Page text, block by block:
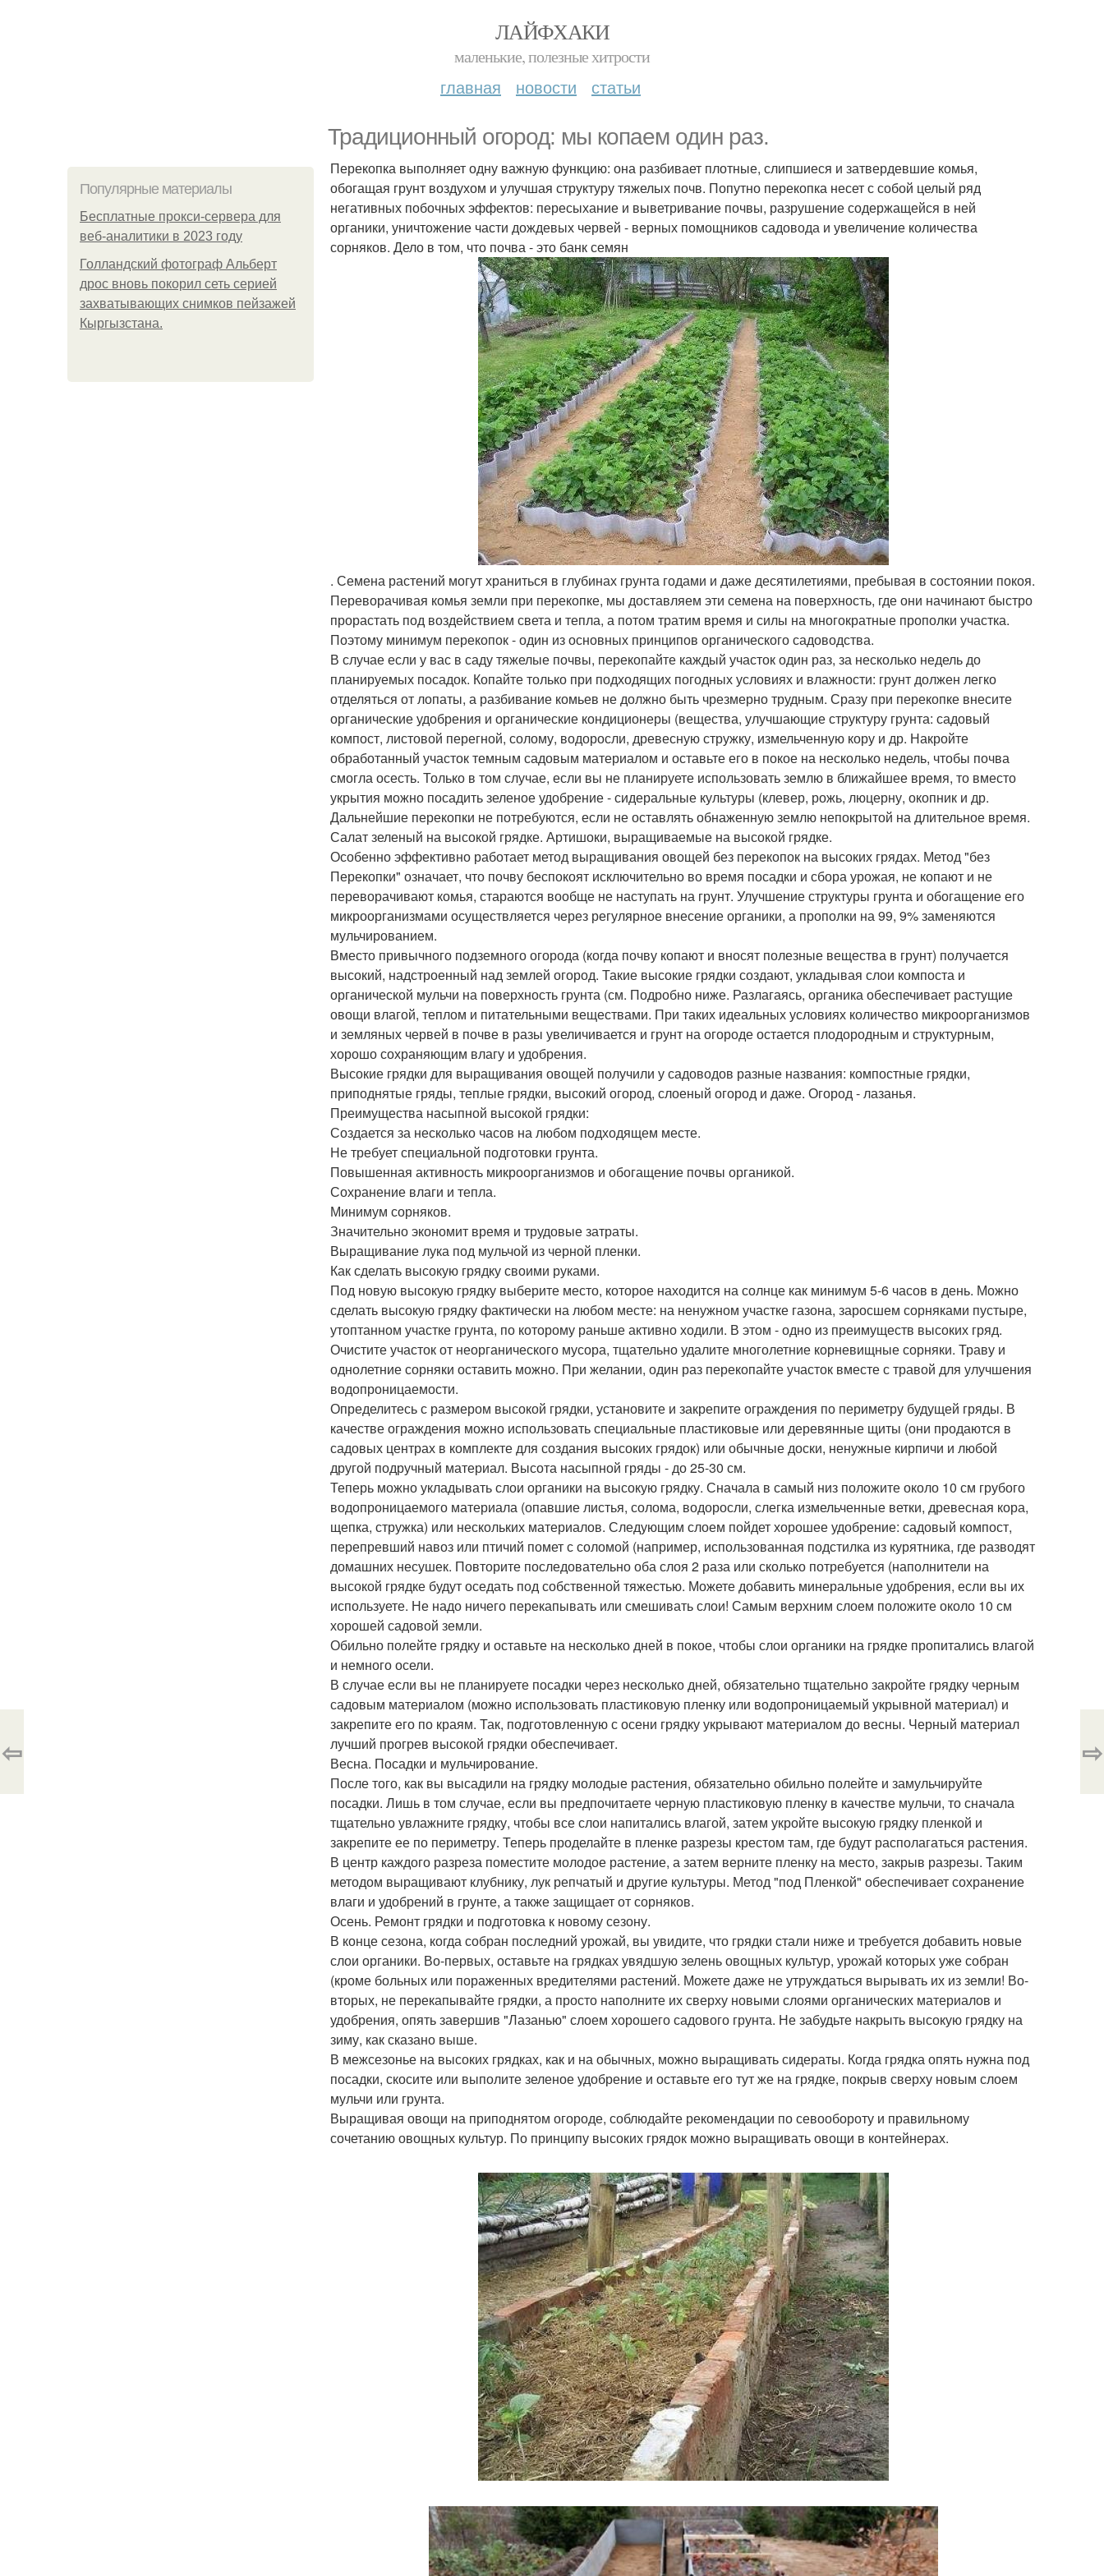
ЛАЙФХАКИ
маленькие, полезные хитрости
главная новости статьи
Традиционный огород: мы копаем один раз.
Популярные материалы
Бесплатные прокси-сервера для
веб-аналитики в 2023 году
Голландский фотограф Альберт
дрос вновь покорил сеть серией
захватывающих снимков пейзажей
Кыргызстана.
Перекопка выполняет одну важную функцию: она разбивает плотные, слипшиеся и затвердевшие комья,
обогащая грунт воздухом и улучшая структуру тяжелых почв. Попутно перекопка несет с собой целый ряд
негативных побочных эффектов: пересыхание и выветривание почвы, разрушение содержащейся в ней
органики, уничтожение части дождевых червей - верных помощников садовода и увеличение количества
сорняков. Дело в том, что почва - это банк семян
. Семена растений могут храниться в глубинах грунта годами и даже десятилетиями, пребывая в состоянии покоя.
Переворачивая комья земли при перекопке, мы доставляем эти семена на поверхность, где они начинают быстро
прорастать под воздействием света и тепла, а потом тратим время и силы на многократные прополки участка.
Поэтому минимум перекопок - один из основных принципов органического садоводства.
В случае если у вас в саду тяжелые почвы, перекопайте каждый участок один раз, за несколько недель до
планируемых посадок. Копайте только при подходящих погодных условиях и влажности: грунт должен легко
отделяться от лопаты, а разбивание комьев не должно быть чрезмерно трудным. Сразу при перекопке внесите
органические удобрения и органические кондиционеры (вещества, улучшающие структуру грунта: садовый
компост, листовой перегной, солому, водоросли, древесную стружку, измельченную кору и др. Накройте
обработанный участок темным садовым материалом и оставьте его в покое на несколько недель, чтобы почва
смогла осесть. Только в том случае, если вы не планируете использовать землю в ближайшее время, то вместо
укрытия можно посадить зеленое удобрение - сидеральные культуры (клевер, рожь, люцерну, окопник и др.
Дальнейшие перекопки не потребуются, если не оставлять обнаженную землю непокрытой на длительное время.
Салат зеленый на высокой грядке. Артишоки, выращиваемые на высокой грядке.
Особенно эффективно работает метод выращивания овощей без перекопок на высоких грядах. Метод "без
Перекопки" означает, что почву беспокоят исключительно во время посадки и сбора урожая, не копают и не
переворачивают комья, стараются вообще не наступать на грунт. Улучшение структуры грунта и обогащение его
микроорганизмами осуществляется через регулярное внесение органики, а прополки на 99, 9% заменяются
мульчированием.
Вместо привычного подземного огорода (когда почву копают и вносят полезные вещества в грунт) получается
высокий, надстроенный над землей огород. Такие высокие грядки создают, укладывая слои компоста и
органической мульчи на поверхность грунта (см. Подробно ниже. Разлагаясь, органика обеспечивает растущие
овощи влагой, теплом и питательными веществами. При таких идеальных условиях количество микроорганизмов
и земляных червей в почве в разы увеличивается и грунт на огороде остается плодородным и структурным,
хорошо сохраняющим влагу и удобрения.
Высокие грядки для выращивания овощей получили у садоводов разные названия: компостные грядки,
приподнятые гряды, теплые грядки, высокий огород, слоеный огород и даже. Огород - лазанья.
Преимущества насыпной высокой грядки:
Создается за несколько часов на любом подходящем месте.
Не требует специальной подготовки грунта.
Повышенная активность микроорганизмов и обогащение почвы органикой.
Сохранение влаги и тепла.
Минимум сорняков.
Значительно экономит время и трудовые затраты.
Выращивание лука под мульчой из черной пленки.
Как сделать высокую грядку своими руками.
Под новую высокую грядку выберите место, которое находится на солнце как минимум 5-6 часов в день. Можно
сделать высокую грядку фактически на любом месте: на ненужном участке газона, заросшем сорняками пустыре,
утоптанном участке грунта, по которому раньше активно ходили. В этом - одно из преимуществ высоких гряд.
Очистите участок от неорганического мусора, тщательно удалите многолетние корневищные сорняки. Траву и
однолетние сорняки оставить можно. При желании, один раз перекопайте участок вместе с травой для улучшения
водопроницаемости.
Определитесь с размером высокой грядки, установите и закрепите ограждения по периметру будущей гряды. В
качестве ограждения можно использовать специальные пластиковые или деревянные щиты (они продаются в
садовых центрах в комплекте для создания высоких грядок) или обычные доски, ненужные кирпичи и любой
другой подручный материал. Высота насыпной гряды - до 25-30 см.
Теперь можно укладывать слои органики на высокую грядку. Сначала в самый низ положите около 10 см грубого
водопроницаемого материала (опавшие листья, солома, водоросли, слегка измельченные ветки, древесная кора,
щепка, стружка) или нескольких материалов. Следующим слоем пойдет хорошее удобрение: садовый компост,
перепревший навоз или птичий помет с соломой (например, использованная подстилка из курятника, где разводят
домашних несушек. Повторите последовательно оба слоя 2 раза или сколько потребуется (наполнители на
высокой грядке будут оседать под собственной тяжестью. Можете добавить минеральные удобрения, если вы их
используете. Не надо ничего перекапывать или смешивать слои! Самым верхним слоем положите около 10 см
хорошей садовой земли.
Обильно полейте грядку и оставьте на несколько дней в покое, чтобы слои органики на грядке пропитались влагой
и немного осели.
В случае если вы не планируете посадки через несколько дней, обязательно тщательно закройте грядку черным
садовым материалом (можно использовать пластиковую пленку или водопроницаемый укрывной материал) и
закрепите его по краям. Так, подготовленную с осени грядку укрывают материалом до весны. Черный материал
лучший прогрев высокой грядки обеспечивает.
Весна. Посадки и мульчирование.
После того, как вы высадили на грядку молодые растения, обязательно обильно полейте и замульчируйте
посадки. Лишь в том случае, если вы предпочитаете черную пластиковую пленку в качестве мульчи, то сначала
тщательно увлажните грядку, чтобы все слои напитались влагой, затем укройте высокую грядку пленкой и
закрепите ее по периметру. Теперь проделайте в пленке разрезы крестом там, где будут располагаться растения.
В центр каждого разреза поместите молодое растение, а затем верните пленку на место, закрыв разрезы. Таким
методом выращивают клубнику, лук репчатый и другие культуры. Метод "под Пленкой" обеспечивает сохранение
влаги и удобрений в грунте, а также защищает от сорняков.
Осень. Ремонт грядки и подготовка к новому сезону.
В конце сезона, когда собран последний урожай, вы увидите, что грядки стали ниже и требуется добавить новые
слои органики. Во-первых, оставьте на грядках увядшую зелень овощных культур, урожай которых уже собран
(кроме больных или пораженных вредителями растений. Можете даже не утруждаться вырывать их из земли! Во-
вторых, не перекапывайте грядки, а просто наполните их сверху новыми слоями органических материалов и
удобрения, опять завершив "Лазанью" слоем хорошего садового грунта. Не забудьте накрыть высокую грядку на
зиму, как сказано выше.
В межсезонье на высоких грядках, как и на обычных, можно выращивать сидераты. Когда грядка опять нужна под
посадки, скосите или выполите зеленое удобрение и оставьте его тут же на грядке, покрыв сверху новым слоем
мульчи или грунта.
Выращивая овощи на приподнятом огороде, соблюдайте рекомендации по севообороту и правильному
сочетанию овощных культур. По принципу высоких грядок можно выращивать овощи в контейнерах.
⇦ ⇨